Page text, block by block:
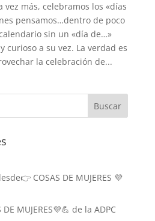
vez más, celebramos los «días
pensamos…dentro de poco
sin un «día de…»
curioso a su vez. La verdad es
la celebración de...
COSAS DE MUJERES 💜
MUJERES💜💪 de la ADPC